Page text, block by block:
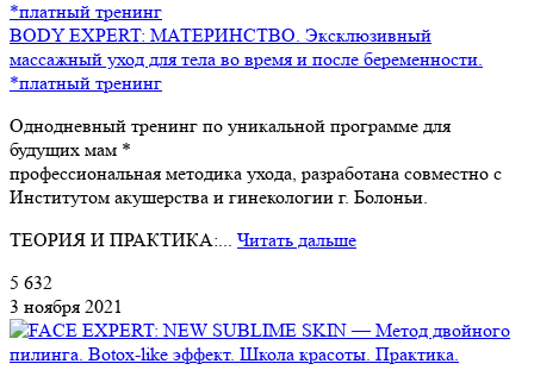
BODY EXPERT: МАТЕРИНСТВО. Эксклюзивный
массажный уход для тела во время и после беременности.
*платный тренинг
Однодневный тренинг по уникальной программе для
будущих мам *
профессиональная методика ухода, разработана совместно с
Институтом акушерства и гинекологии г. Болоньи.
ТЕОРИЯ И ПРАКТИКА:... Читать дальше
5 632
3 ноября 2021